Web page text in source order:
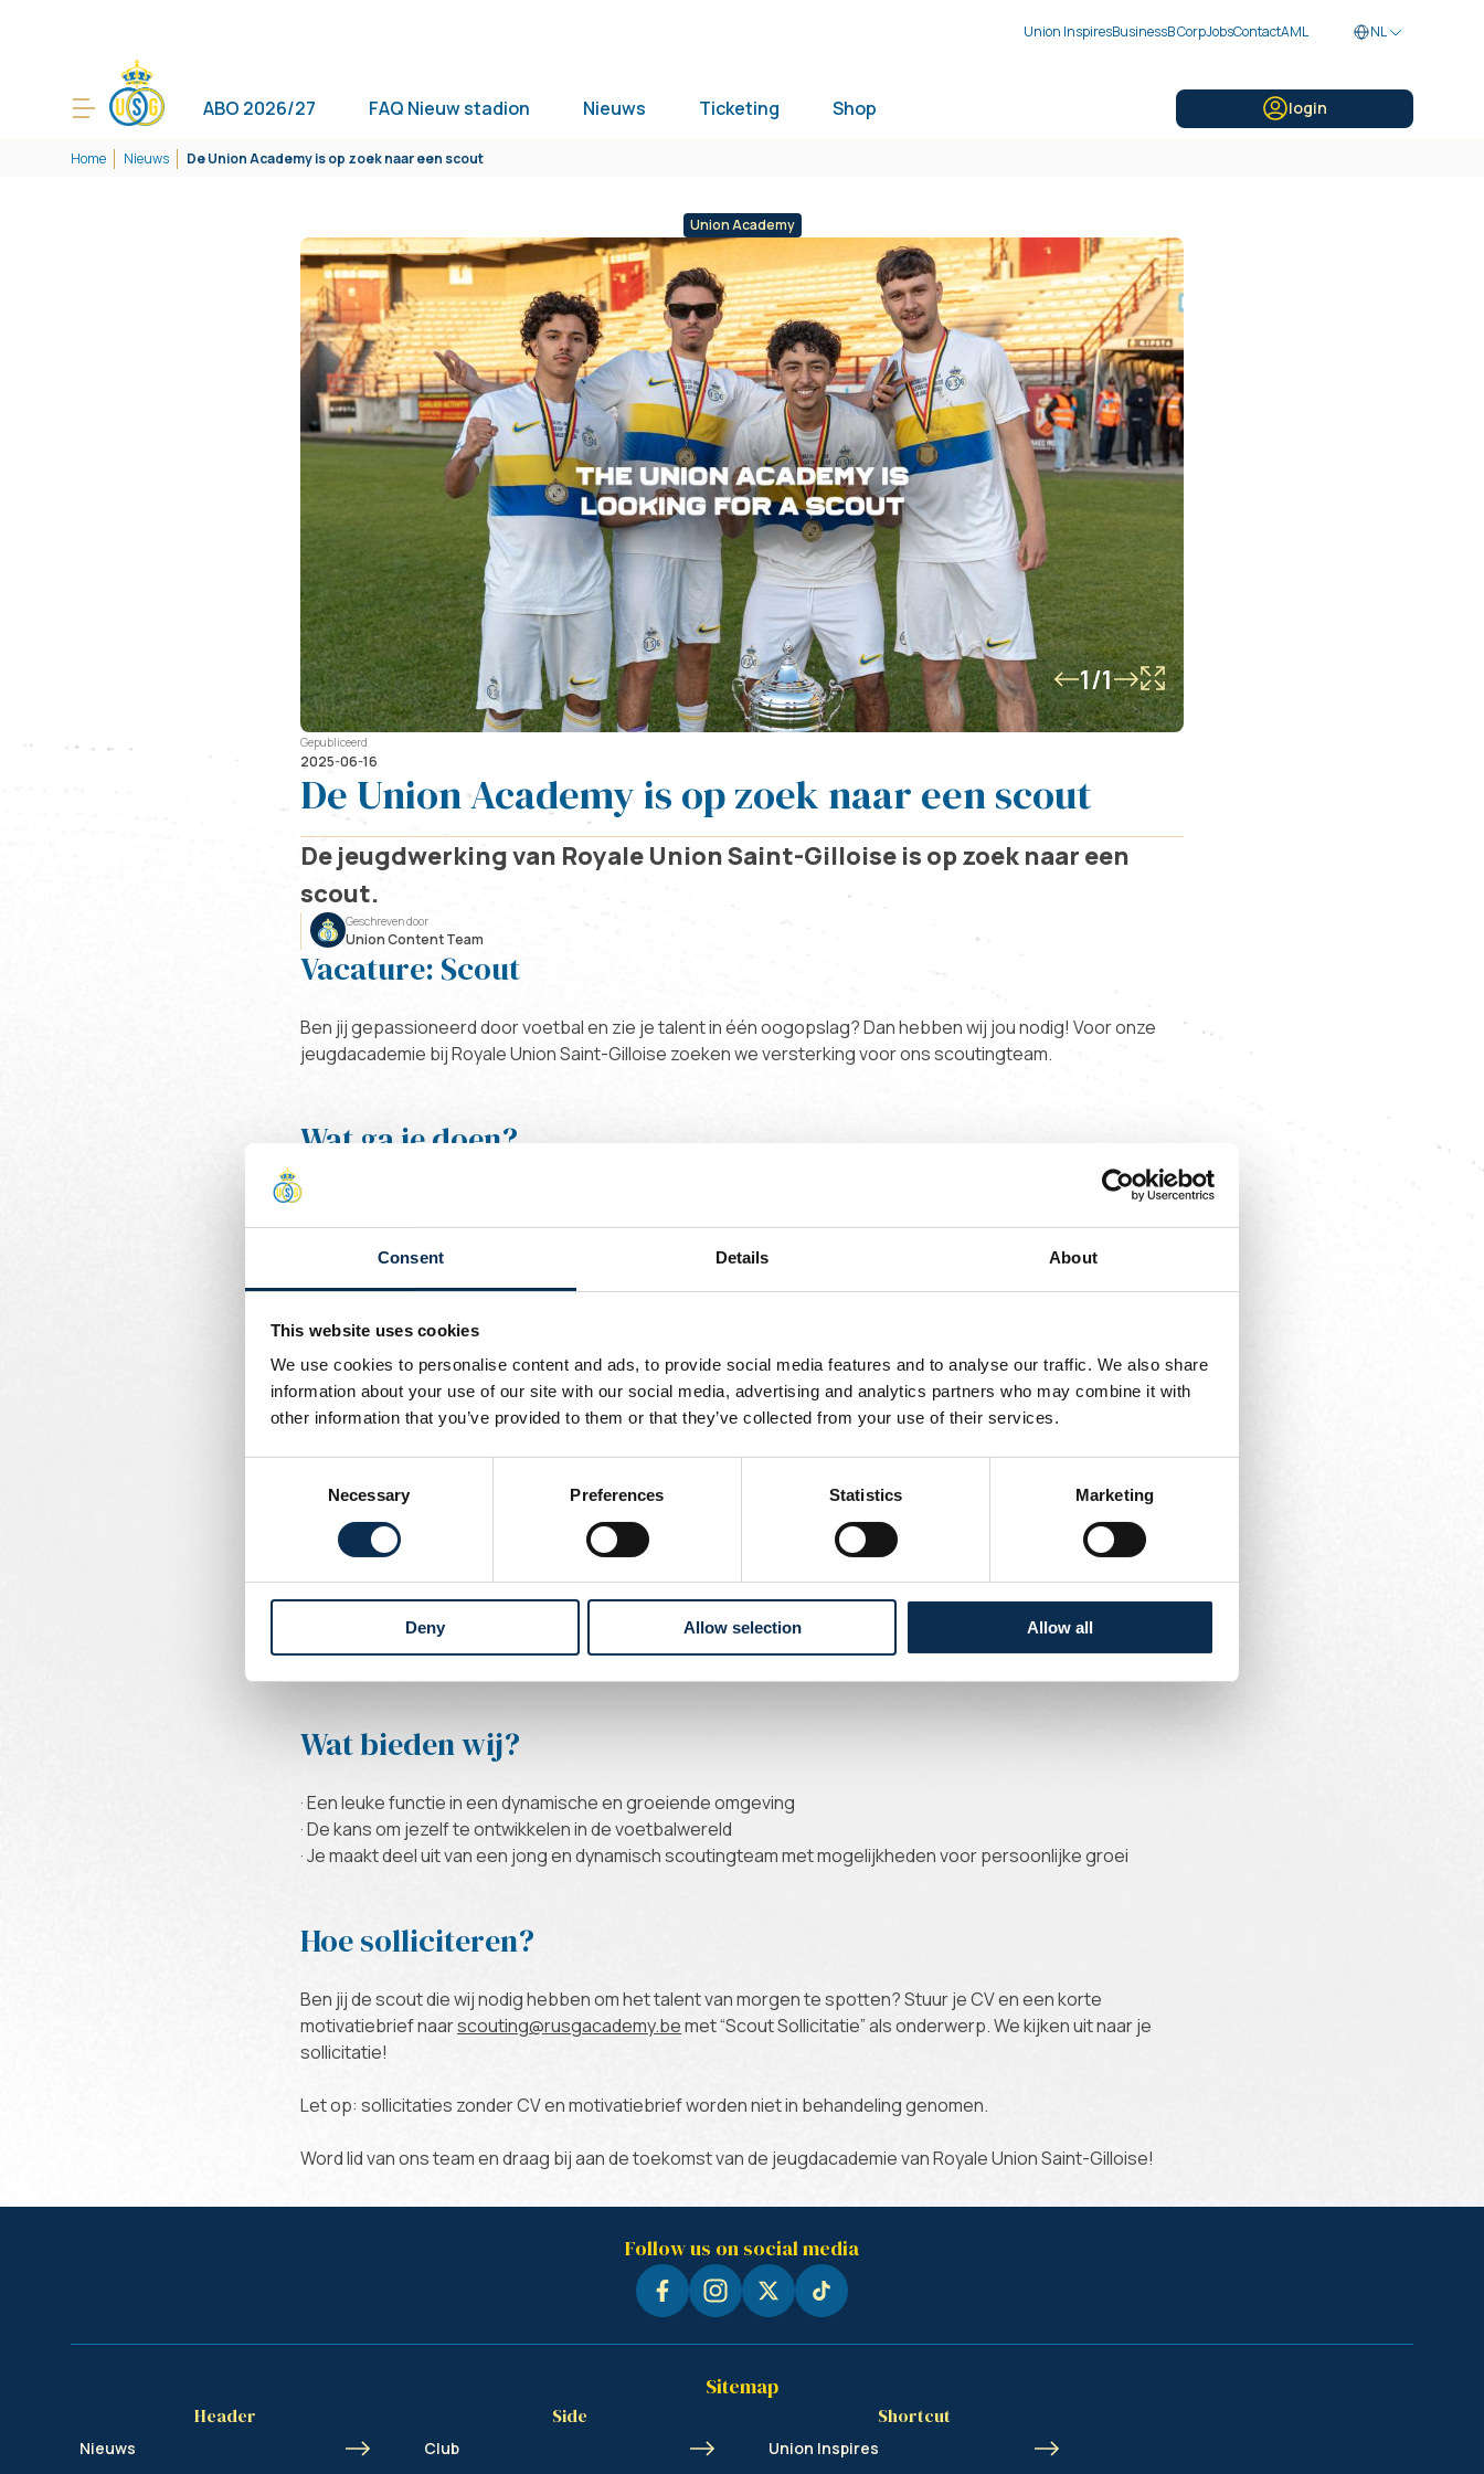
Consent Details About
This website uses cookies
We use cookies to personalise content and ads, to provide social media features and to analyse our traffic. We also share
information about your use of our site with our social media, advertising and analytics partners who may combine it with
other information that you’ve provided to them or that they’ve collected from your use of their services.
Necessary Preferences Statistics Marketing
Deny Allow selection Allow all
Union InspiresBusinessB CorpJobsContactAML NL
ABO 2026/27 FAQ Nieuw stadion Nieuws Ticketing Shop login
Home Nieuws De Union Academy is op zoek naar een scout
Union Academy
1/1
Gepubliceerd
2025-06-16
De Union Academy is op zoek naar een scout
De jeugdwerking van Royale Union Saint-Gilloise is op zoek naar een
scout.
Geschreven door
Union Content Team
Vacature: Scout
Ben jij gepassioneerd door voetbal en zie je talent in één oogopslag? Dan hebben wij jou nodig! Voor onze
jeugdacademie bij Royale Union Saint-Gilloise zoeken we versterking voor ons scoutingteam.
Wat ga je doen?
Als scout ben je verantwoordelijk voor het vinden van jonge talentvolle spelers die passen bij het DNA van
Union. Je woont wedstrijden bij, observeert spelers kritisch en rapporteert aan de scoutingcoördinator. Je
belangrijkste taken zijn:
· Je observaties rapporteren en aanbevelingen doen voor nieuwe spelers
· Een netwerk opbouwen in de voetbalwereld
· Op de hoogte blijven van de nieuwste trends en ontwikkelingen in voetbal en scouting
Wie ben jij?
· Voetbal is je leven, en je hebt vooral ervaring in jeugdvoetbal, vooral in Brussel en omgeving
· Je hebt ervaring als scout
· Je hebt een goed oog voor observatie en analyse
· Je kan talent herkennen op verschillende leeftijden en niveaus
· Je hebt uitstekende communicatieve vaardigheden, en een goed netwerk in de voetbalwereld is een plus
· Een rijbewijs B is verplicht
Wat bieden wij?
· Een leuke functie in een dynamische en groeiende omgeving
· De kans om jezelf te ontwikkelen in de voetbalwereld
· Je maakt deel uit van een jong en dynamisch scoutingteam met mogelijkheden voor persoonlijke groei
Hoe solliciteren?
Ben jij de scout die wij nodig hebben om het talent van morgen te spotten? Stuur je CV en een korte
motivatiebrief naarscouting@rusgacademy.bemet “Scout Sollicitatie” als onderwerp. We kijken uit naar je
sollicitatie!
Let op: sollicitaties zonder CV en motivatiebrief worden niet in behandeling genomen.
Word lid van ons team en draag bij aan de toekomst van de jeugdacademie van Royale Union Saint-Gilloise!
Follow us on social media
Sitemap
Header
Nieuws
Side
Club
Shortcut
Union Inspires